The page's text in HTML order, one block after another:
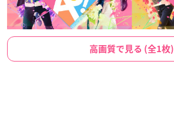
高画質で見る (全1枚)